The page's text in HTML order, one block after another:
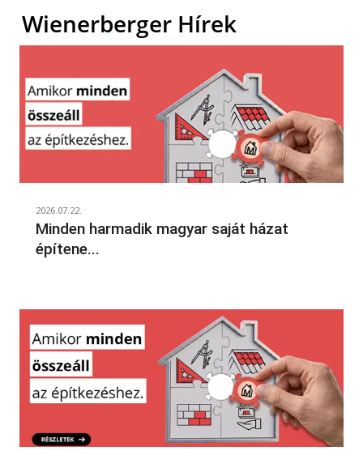
Wienerberger Hírek
2026.07.22.
Minden harmadik magyar saját házat
építene...